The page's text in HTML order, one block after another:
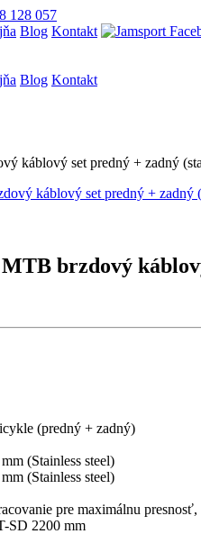
128 057
Blog Kontakt
Blog Kontakt
káblový set predný + zadný
brzdový
(predný + zadný)
(Stainless steel)
(Stainless steel)
pre maximálnu
SD 2200 mm